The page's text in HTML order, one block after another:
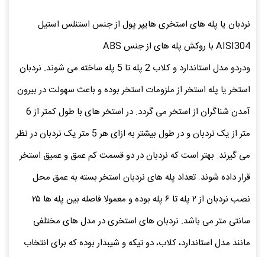
نردبان یا پله های استخری هایپر پول از جنس استنلس استیل
AISI304 با روکش پله های از جنس ABS
ودردو مدل استاندارد و کلاب 2 پله تا 5 پله ساخته می شوند. نردبان
استخر یا پله استخر از ملزومات استخر بوده و باعث سهولت در بیرون
آمدن شناگران از استخر می گردد. در استخر های با طول کمتر از 6
متر از یک نردبان و در طول بیشتر به ازای هر 5 متر یک نردبان در نظر
می گیرند. بهتر است که نردبان در دو قسمت کم عمق و عمیق استخر
قرار داده شوند. تعداد پله های نردبان استخر بسته به عمق محل
نصب نردبان از ۲ پله تا ۶ پله بوده و معمولا فاصله بین پله ها ۲۵
سانتی متر می باشد. نردبان های استخری در مدل های مختلفی
مانند مدل استاندارد، کلاب، دو تیکه و شیبدار بوده که برای انتخاب